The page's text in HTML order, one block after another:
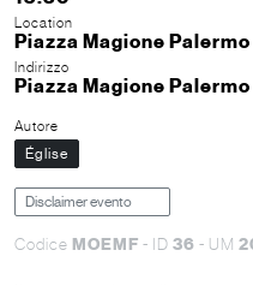
Location
Piazza Magione Palermo
Indirizzo
Piazza Magione
Autore
Église
Disclaimer evento
Codice MOEMF - ID 36 - UM